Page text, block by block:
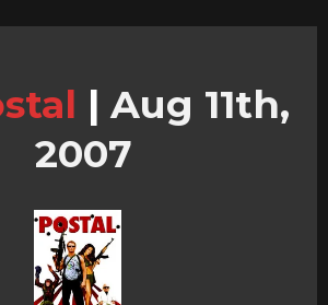
| Aug 11th,
2007